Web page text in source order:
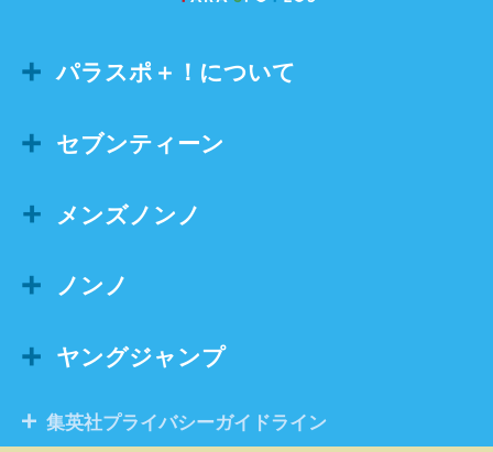
パラスポ＋！について
セブンティーン
メンズノンノ
ノンノ
ヤングジャンプ
集英社プライバシーガイドライン